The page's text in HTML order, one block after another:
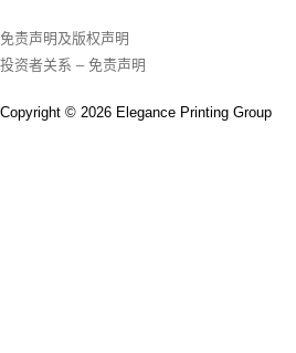
免责声明及版权声明
投资者关系 – 免责声明
Copyright © 2026 Elegance Printing Group